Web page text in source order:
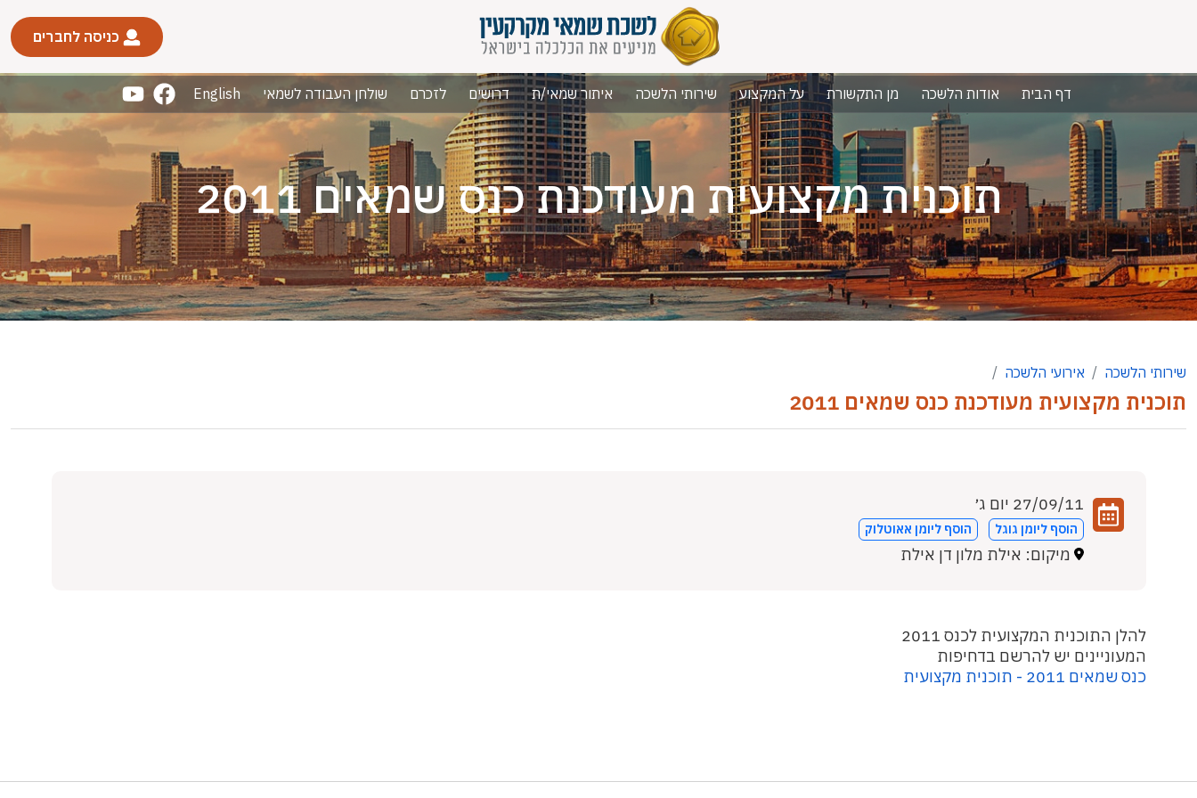
כניסה לחברים
דף הבית אודות הלשכה מן התקשורת על המקצוע שירותי הלשכה איתור שמאי/ת דרושים לזכרם שולחן העבודה לשמאי English
תוכנית מקצועית מעודכנת כנס שמאים 2011
שירותי הלשכה אירועי הלשכה
תוכנית מקצועית מעודכנת כנס שמאים 2011
27/09/11 יום ג׳
הוסף ליומן גוגל הוסף ליומן אאוטלוק
מיקום: אילת מלון דן אילת
להלן התוכנית המקצועית לכנס 2011
המעוניינים יש להרשם בדחיפות
כנס שמאים 2011 - תוכנית מקצועית